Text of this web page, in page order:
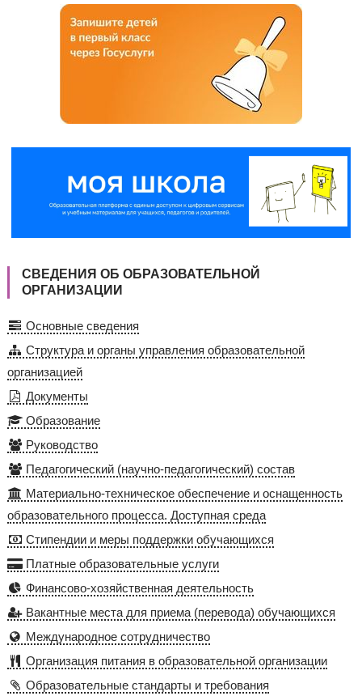
СВЕДЕНИЯ ОБ ОБРАЗОВАТЕЛЬНОЙ
ОРГАНИЗАЦИИ
Основные сведения
Структура и органы управления образовательной
организацией
Документы
Образование
Руководство
Педагогический (научно-педагогический) состав
Материально-техническое обеспечение и оснащенность
образовательного процесса. Доступная среда
Стипендии и меры поддержки обучающихся
Платные образовательные услуги
Финансово-хозяйственная деятельность
Вакантные места для приема (перевода) обучающихся
Международное сотрудничество
Организация питания в образовательной организации
Образовательные стандарты и требования